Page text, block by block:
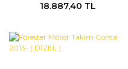
18.887,40 TL